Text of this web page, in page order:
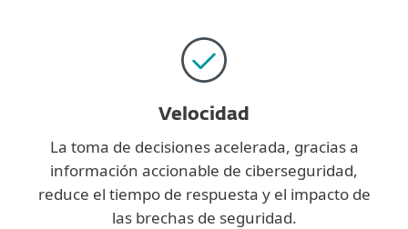
Velocidad
La toma de decisiones acelerada, gracias a
información accionable de ciberseguridad,
reduce el tiempo de respuesta y el impacto de
las brechas de seguridad.